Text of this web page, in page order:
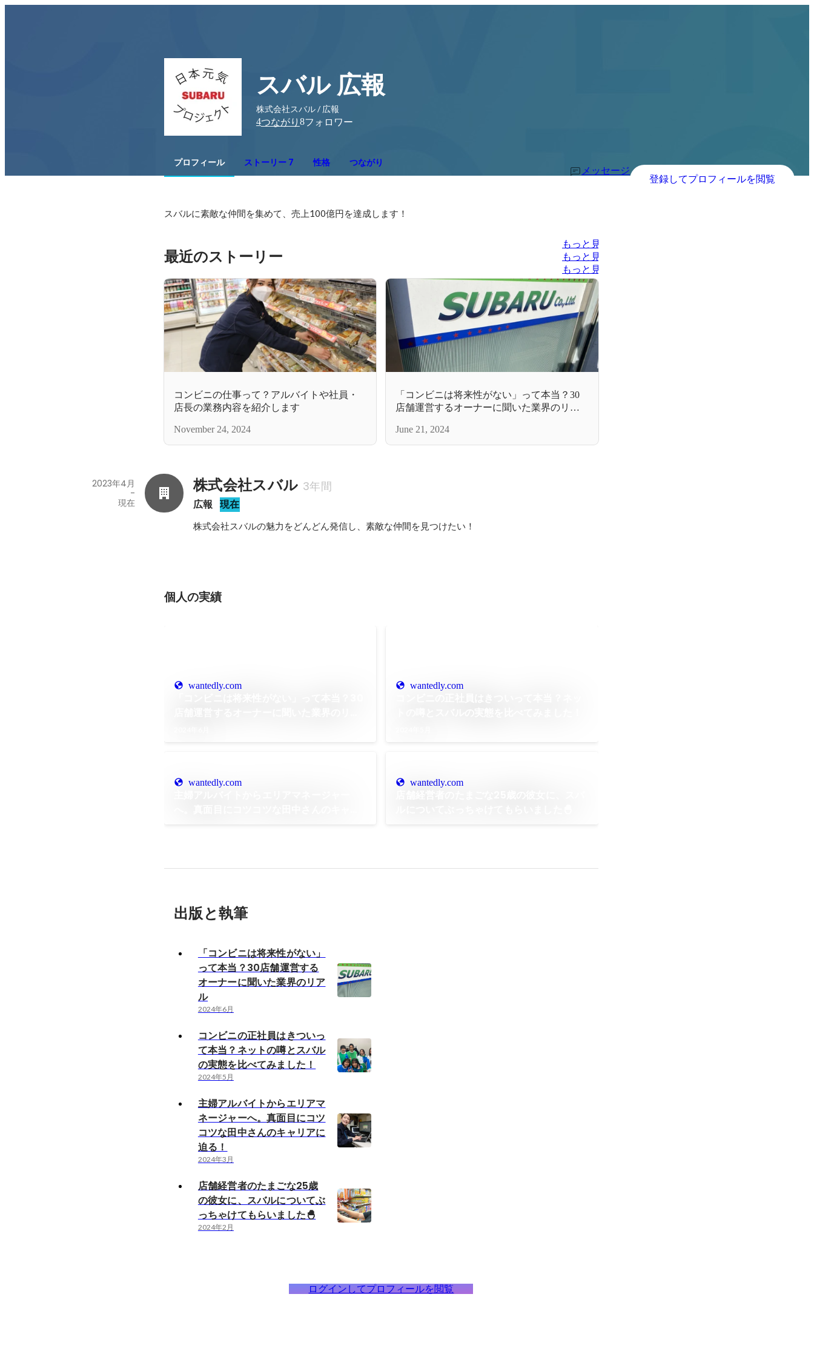
スバル 広報
株式会社スバル / 広報
4つながり 8フォロワー
プロフィール ストーリー 7 性格 つながり
メッセージ
登録してプロフィールを閲覧
スバルに素敵な仲間を集めて、売上100億円を達成します！
最近のストーリー
もっと見る
もっと見る
もっと見る
コンビニの仕事って？アルバイトや社員・
店長の業務内容を紹介します
November 24, 2024
「コンビニは将来性がない」って本当？30
店舗運営するオーナーに聞いた業界のリア
June 21, 2024
株式会社スバル 3年間
広報 現在
2023年4月
-
現在
株式会社スバルの魅力をどんどん発信し、素敵な仲間を見つけたい！
個人の実績
wantedly.com wantedly.com
wantedly.com wantedly.com
出版と執筆
「コンビニは将来性がない」
って本当？30店舗運営する
オーナーに聞いた業界のリア
ル
2024年6月
コンビニの正社員はきついっ
て本当？ネットの噂とスバル
の実態を比べてみました！
2024年5月
主婦アルバイトからエリアマ
ネージャーへ。真面目にコツ
コツな田中さんのキャリアに
迫る！
2024年3月
店舗経営者のたまごな25歳
の彼女に、スバルについてぶ
っちゃけてもらいました🐣
2024年2月
ログインしてプロフィールを閲覧